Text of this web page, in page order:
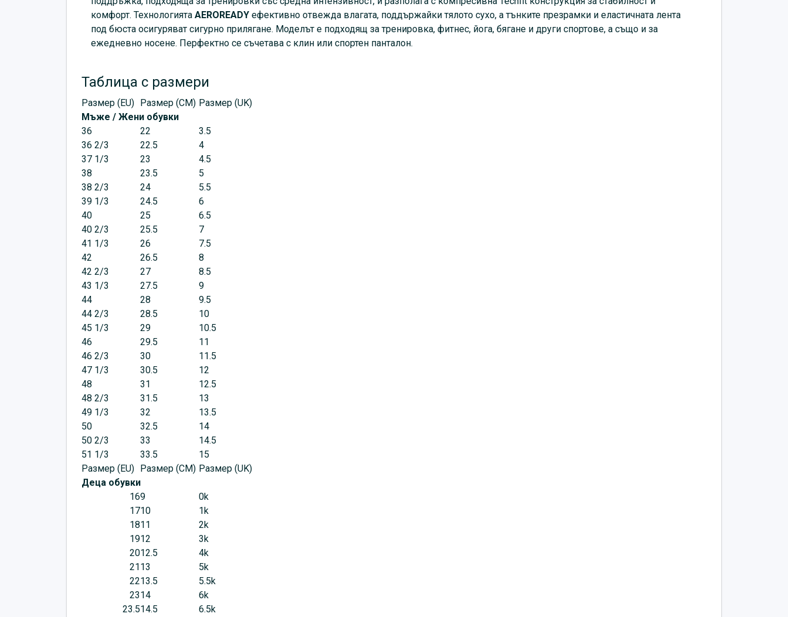
комфорт. Технологията AEROREADY ефективно отвежда влагата, поддържайки тялото сухо, а тънките презрамки и еластичната лента
под бюста осигуряват сигурно прилягане. Моделът е подходящ за тренировка, фитнес, йога, бягане и други спортове, а също и за
ежедневно носене. Перфектно се съчетава с клин или спортен панталон.
Таблица с размери
Размер (EU) Размер (CM) Размер (UK)
Мъже / Жени обувки
36
22
3.5
36 2/3
22.5
4
37 1/3
23
4.5
38
23.5
5
38 2/3
24
5.5
39 1/3
24.5
6
40
25
6.5
40 2/3
25.5
7
41 1/3
26
7.5
42
26.5
8
42 2/3
27
8.5
43 1/3
27.5
9
44
28
9.5
44 2/3
28.5
10
45 1/3
29
10.5
46
29.5
11
46 2/3
30
11.5
47 1/3
30.5
12
48
31
12.5
48 2/3
31.5
13
49 1/3
32
13.5
50
32.5
14
50 2/3
33
14.5
51 1/3
33.5
15
Размер (EU)
Размер (CM) Размер (UK)
Деца обувки
169
0k
1710
1k
1811
2k
1912
3k
2012.5
4k
21 13
5k
2213.5
5.5k
2314
6k
23.514.5
6.5k